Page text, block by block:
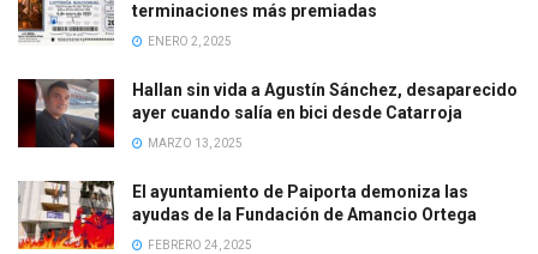
terminaciones más premiadas
ENERO 2, 2025
Hallan sin vida a Agustín Sánchez, desaparecido
ayer cuando salía en bici desde Catarroja
MARZO 13, 2025
El ayuntamiento de Paiporta demoniza las
ayudas de la Fundación de Amancio Ortega
FEBRERO 24, 2025